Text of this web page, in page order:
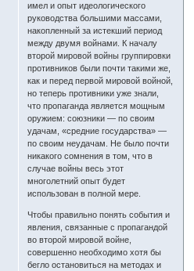
имел и опыт идеологического
руководства большими массами,
накопленный за истекший период
между двумя войнами. К началу
второй мировой войны группировки
противников были почти такими же,
как и перед первой мировой войной,
но теперь противники уже знали,
что пропаганда является мощным
оружием: союзники — по своим
удачам, «средние государства» —
по своим неудачам. Не было почти
никакого сомнения в том, что в
случае войны весь этот
многолетний опыт будет
использован в полной мере.
Чтобы правильно понять события и
явления, связанные с пропагандой
во второй мировой войне,
совершенно необходимо хотя бы
бегло остановиться на методах и